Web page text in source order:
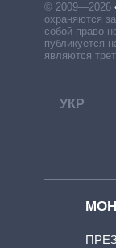
© 2009—2026
охраняются
собой право
публикуется
являются
УКР